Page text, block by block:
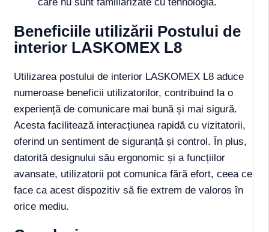
care nu sunt familiarizate cu tehnologia.
Beneficiile utilizării Postului de
interior LASKOMEX L8
Utilizarea postului de interior LASKOMEX L8 aduce
numeroase beneficii utilizatorilor, contribuind la o
experiență de comunicare mai bună și mai sigură.
Acesta facilitează interacțiunea rapidă cu vizitatorii,
oferind un sentiment de siguranță și control. În plus,
datorită designului său ergonomic și a funcțiilor
avansate, utilizatorii pot comunica fără efort, ceea ce
face ca acest dispozitiv să fie extrem de valoros în
orice mediu.